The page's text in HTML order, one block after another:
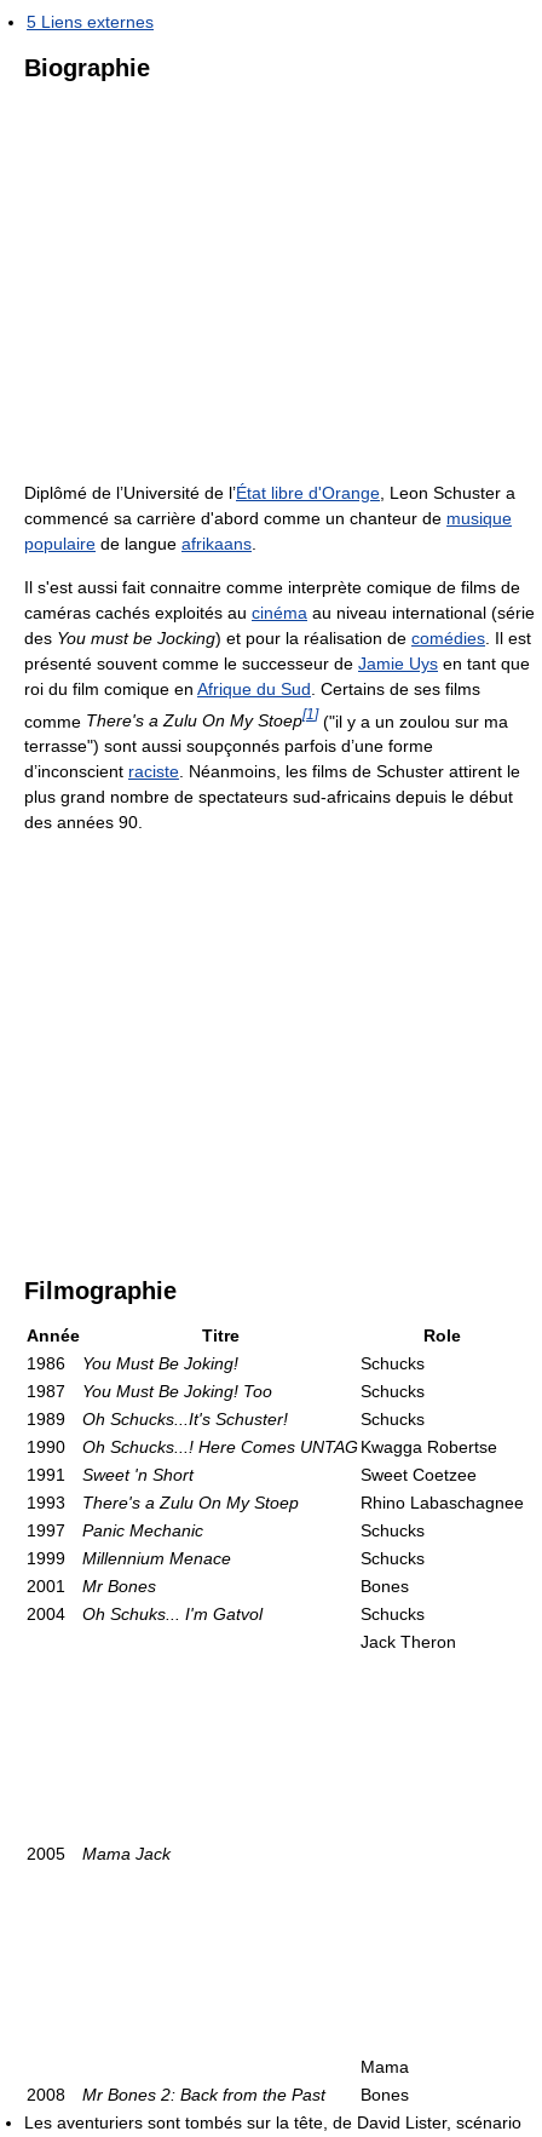
5 Liens externes
Biographie
Diplômé de l’Université de l’État libre d'Orange , Leon Schuster a
commencé sa carrière d'abord comme un chanteur de musique
populaire de langue afrikaans
Il s'est aussi fait connaitre comme interprète comique de films de
caméras cachés exploités au cinéma au niveau international (série
des You must be Jocking) et pour la réalisation de comédies . Il est
présenté souvent comme le successeur de Jamie Uys en tant que
roi du film comique en Afrique du Sud . Certains de ses films
comme There's a Zulu On My Stoep[1 ] ("il y a un zoulou sur ma
terrasse") sont aussi soupçonnés parfois d’une forme
d’inconscient raciste . Néanmoins, les films de Schuster attirent le
plus grand nombre de spectateurs sud-africains depuis le début
des années 90.
Filmographie
Année Titre
Role
1986
You Must Be Joking!
Schucks
1987
You Must Be Joking! Too
Schucks
1989
Oh Schucks...It's Schuster!
Schucks
1990
Oh Schucks...! Here Comes UNTAGKwagga Robertse
1991
Sweet 'n Short
Sweet Coetzee
1993
There's a Zulu On My Stoep
Rhino Labaschagnee
1997
Panic Mechanic
Schucks
1999
Millennium Menace
Schucks
2001
Mr Bones
Bones
2004
Oh Schuks... I'm Gatvol Schucks
2005 Mama Jack
Jack Theron
Mama
2008
Mr Bones 2: Back from the Past
Bones
Les aventuriers sont tombés sur la tête, de David Lister, scénario